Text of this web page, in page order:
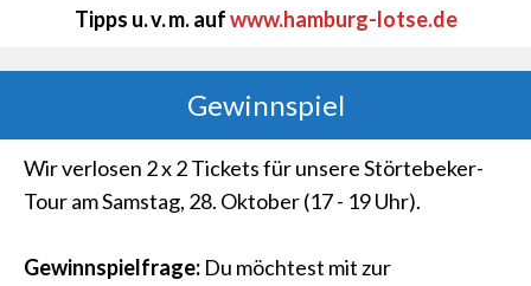
Tipps u. v. m. aufwww.hamburg-lotse.de
Gewinnspiel
Wir verlosen 2 x 2 Tickets für unsere Störtebeker-
Tour am Samstag, 28. Oktober (17 - 19 Uhr).
Gewinnspielfrage: Du möchtest mit zur